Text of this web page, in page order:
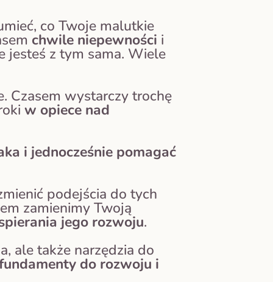
co Twoje malutkie
chwile niepewności i
jesteś z tym sama. Wiele
Czasem wystarczy trochę
w opiece nad
i jednocześnie pomagać
podejścia do tych
zamienimy Twoją
jego rozwoju.
ale także narzędzia do
do rozwoju i